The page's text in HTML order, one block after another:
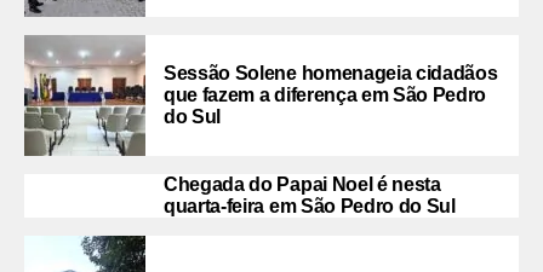
Sessão Solene homenageia cidadãos
que fazem a diferença em São Pedro
do Sul
Chegada do Papai Noel é nesta
quarta-feira em São Pedro do Sul